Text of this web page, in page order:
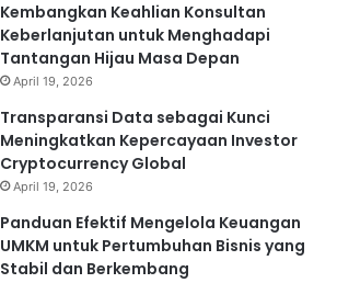
Kembangkan Keahlian Konsultan
Keberlanjutan untuk Menghadapi
Tantangan Hijau Masa Depan
April 19, 2026
Transparansi Data sebagai Kunci
Meningkatkan Kepercayaan Investor
Cryptocurrency Global
April 19, 2026
Panduan Efektif Mengelola Keuangan
UMKM untuk Pertumbuhan Bisnis yang
Stabil dan Berkembang